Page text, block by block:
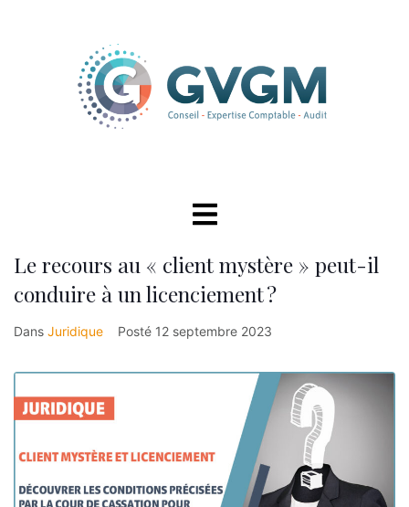
Le recours au « client mystère » peut-il
conduire à un licenciement ?
Dans Juridique Posté 12 septembre 2023